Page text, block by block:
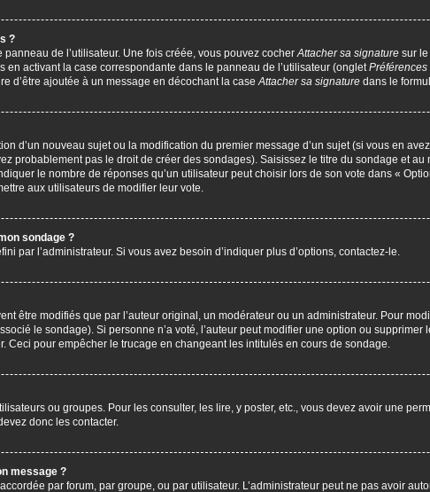
?
de l’utilisateur. Une fois créée, vous pouvez cocherAttacher sa signature sur
en activant la case correspondante dans le panneau de l’utilisateur (onglet
d’être ajoutée à un message en décochant la caseAttacher sa signature dans le
d’un nouveau sujet ou la modification du premier message d’un sujet (si vous en
probablement pas le droit de créer des sondages). Saisissez le titre du sondage et
le nombre de réponses qu’un utilisateur peut choisir lors de son vote dans «
aux utilisateurs de modifier leur vote.
sondage ?
par l’administrateur. Si vous avez besoin d’indiquer plus d’options, contactez-le.
être modifiés que par l’auteur original, un modérateur ou un administrateur. Pour
le sondage). Si personne n’a voté, l’auteur peut modifier une option ou
Ceci pour empêcher le trucage en changeant les intitulés en cours de sondage.
ou groupes. Pour les consulter, les lire, y poster, etc., vous devez avoir une
donc les contacter.
message ?
par forum, par groupe, ou par utilisateur. L’administrateur peut ne pas avoir